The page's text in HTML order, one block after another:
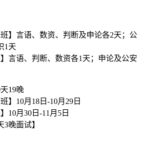
班】言语、数资、判断及申论各2天；公
1天
】言语、判断、数资各1天；申论及公安
19晚
】10月18日-10月29日
10月30日-11月5日
3晚面试】